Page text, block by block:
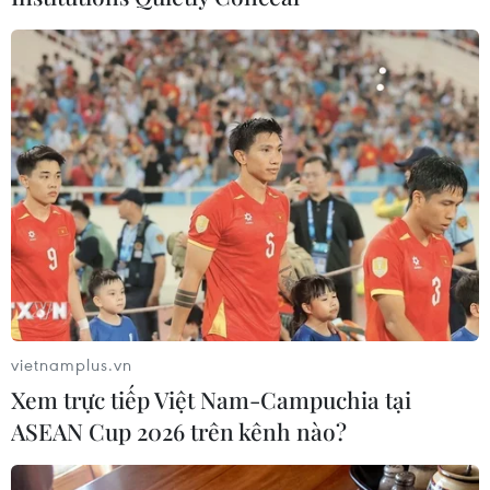
#Lâm Đồng
Lâm Đồng
Theo dõi VietnamPlus
TIN LIÊN QUAN
vietnamplus.vn
Xem trực tiếp Việt Nam-Campuchia tại
ASEAN Cup 2026 trên kênh nào?